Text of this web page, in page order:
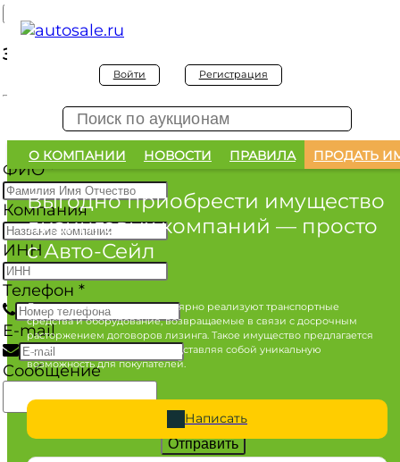
Войти Регистрация
О КОМПАНИИ НОВОСТИ ПРАВИЛА ПРОДАТЬ
Выгодно приобрести имущество
лизинговых компаний — просто
с Авто-Сейл
Лизинговые компании регулярно реализуют транспортные
средства и оборудование, возвращаемые в связи с досрочным
расторжением договоров лизинга. Такое имущество предлагается
по конкурентным ценам, представляя собой уникальную
возможность для покупателей.
Написать
Заявка на покупку
Заявка на покупку изъятого а/м
ФИО*
Компания
ИНН
Телефон *
E-mail
Сообщение
Отправить